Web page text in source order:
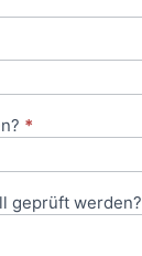
*
geprüft werden?